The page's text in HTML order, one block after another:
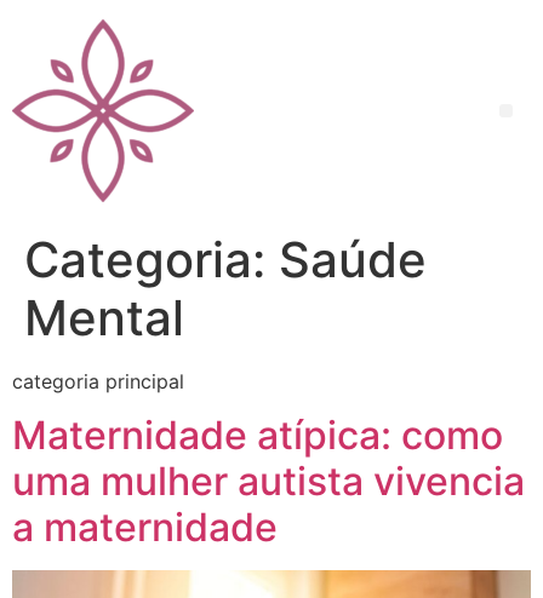
Categoria: Saúde
Mental
categoria principal
Maternidade atípica: como
uma mulher autista vivencia
a maternidade